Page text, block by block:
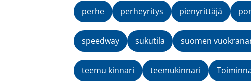
perhe perheyritys pienyrittäjä
speedway sukutila suomen
teemu kinnari teemukinnari